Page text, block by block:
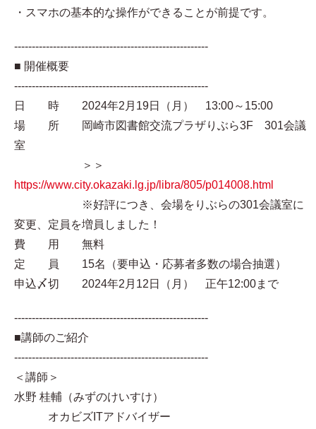
・スマホの基本的な操作ができることが前提です。
-------------------------------------------------------
■ 開催概要
-------------------------------------------------------
日 時 2024年2月19日（月） 13:00～15:00
場 所 岡崎市図書館交流プラザりぶら3F 301会議
室
＞＞
https://www.city.okazaki.lg.jp/libra/805/p014008.html
※好評につき、会場をりぶらの301会議室に
変更、定員を増員しました！
費 用 無料
定 員 15名（要申込・応募者多数の場合抽選）
申込〆切 2024年2月12日（月） 正午12:00まで
-------------------------------------------------------
■講師のご紹介
-------------------------------------------------------
＜講師＞
水野 桂輔（みずのけいすけ）
オカビズITアドバイザー